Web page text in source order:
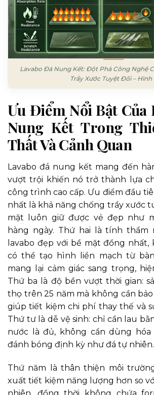
Lavabo Đá Nung Kết: Đột Phá Công Nghệ
Trầy Xước Tuyệt Đối – Hình
Ưu Điểm Nổi Bật Của
Nung Kết Trong
Thất Và Cảnh Quan
Lavabo đá nung kết mang đến
vượt trội khiến nó trở thành lựa
công trình cao cấp. Ưu điểm đầu
nhất là khả năng chống trầy xước
mặt luôn giữ được vẻ đẹp như
hàng ngày. Thứ hai là tính thẩm
lavabo đẹp với bề mặt đồng nhất,
có thể tạo hình liền mạch từ
mang lại cảm giác sang trọng,
Thứ ba là độ bền vượt thời gian:
thọ trên 25 năm mà không cần
giúp tiết kiệm chi phí thay thế và
Thứ tư là dễ vệ sinh: chỉ cần lau
nước là đủ, không cần dùng hóa
đánh bóng định kỳ như đá tự nhiên.
Thứ năm là thân thiện môi
xuất tiết kiệm năng lượng hơn so
nhiên, đồng thời không chứa